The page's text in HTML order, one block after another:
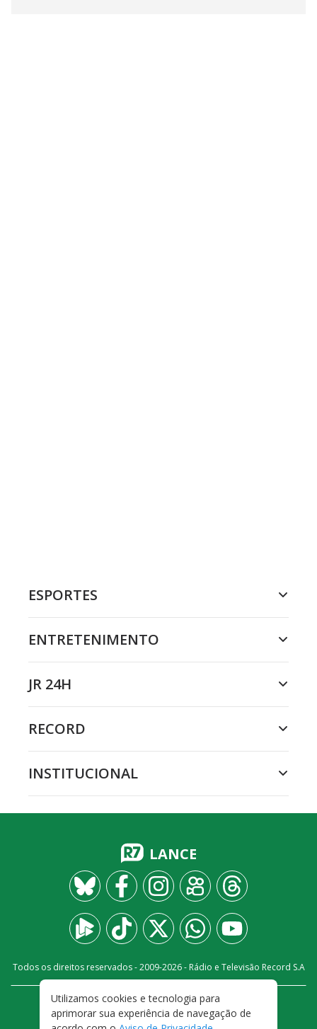
ESPORTES
ENTRETENIMENTO
JR 24H
RECORD
INSTITUCIONAL
LANCE
Todos os direitos reservados - 2009-2026- Rádio e Televisão Record S.A
FALE CONOSCO
PRIVACIDADE
TERMOS E CONDIÇÕES DE USO
Utilizamos cookies e tecnologia para
aprimorar sua experiência de navegação de